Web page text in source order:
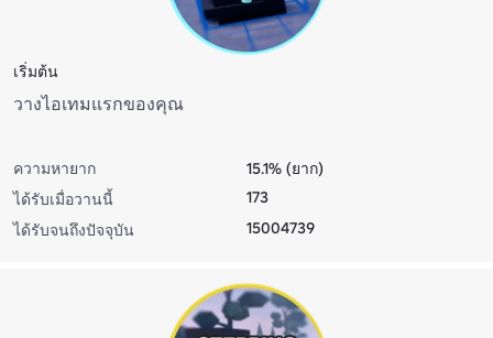
เริ่มต้น
วางไอเทมแรกของคุณ
ความหายาก
15.1% (ยาก)
ได้รับเมื่อวานนี้
173
ได้รับจนถึงปัจจุบัน
15004739